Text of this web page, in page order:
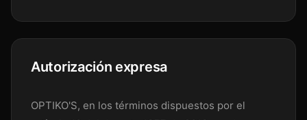
Autorización expresa
OPTIKO'S, en los términos dispuestos por el